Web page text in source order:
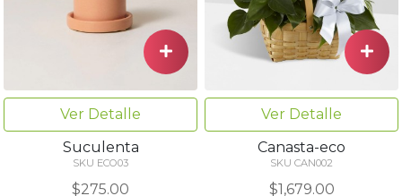
Ver Detalle
Suculenta
SKU ECO03
$275.00
Ver Detalle
Canasta-eco
SKU CAN002
$1,679.00